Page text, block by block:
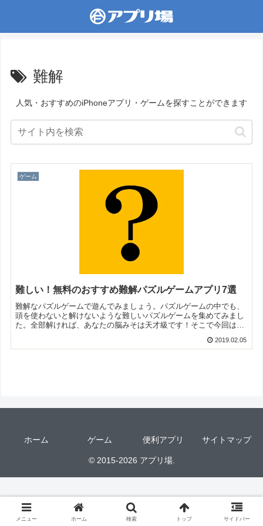
難解
人気・おすすめのiPhoneアプリ・ゲームを探すことができます
ゲーム
難しい！無料のおすすめ難解パズルゲームアプリ7選
難解なパズルゲームで遊んでみましょう。パズルゲームの中でも、
頭を使わないと解けないような難しいパズルゲームを集めてみまし
た。全部解ければ、あなたの脳みそは天才級です！そこで今回は無
2019.02.05
ホーム ゲーム 便利アプリ サイトマップ
© 2015-2026 アプリ場.
メニュー ホーム 検索 トップ サイドバー